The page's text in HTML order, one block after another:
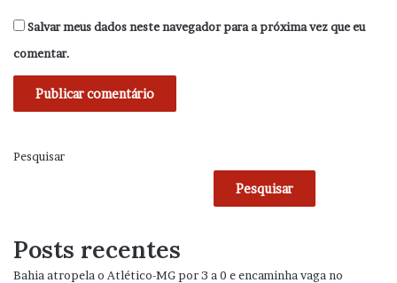
Salvar meus dados neste navegador para a próxima vez que eu
comentar.
Pesquisar
Pesquisar
Posts recentes
Bahia atropela o Atlético-MG por 3 a 0 e encaminha vaga no